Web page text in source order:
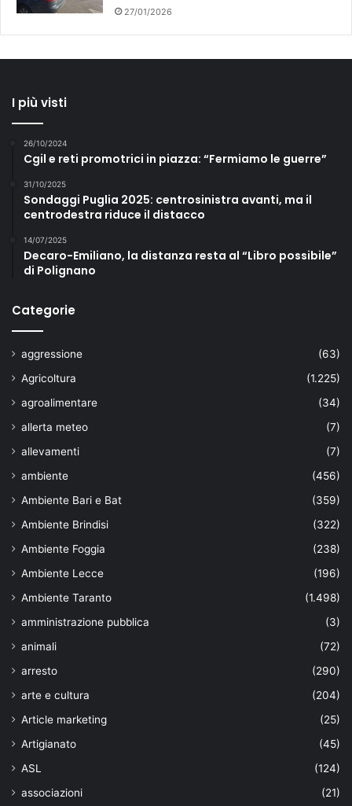
27/01/2026
I più visti
26/10/2024
Cgil e reti promotrici in piazza: “Fermiamo le guerre”
31/10/2025
Sondaggi Puglia 2025: centrosinistra avanti, ma il
centrodestra riduce il distacco
14/07/2025
Decaro-Emiliano, la distanza resta al “Libro possibile”
di Polignano
Categorie
aggressione
(63)
Agricoltura
(1.225)
agroalimentare
(34)
allerta meteo
(7)
allevamenti
(7)
ambiente
(456)
Ambiente Bari e Bat
(359)
Ambiente Brindisi
(322)
Ambiente Foggia
(238)
Ambiente Lecce
(196)
Ambiente Taranto
(1.498)
amministrazione pubblica
(3)
animali
(72)
arresto
(290)
arte e cultura
(204)
Article marketing
(25)
Artigianato
(45)
ASL
(124)
associazioni
(21)